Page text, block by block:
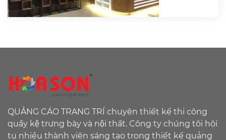
QUẢNG CÁO TRANG TRÍ chuyên thiết kế thi công
quầy kệ trưng bày và nội thất. Công ty chúng tôi hội
tụ nhiều thành viên sáng tạo trong thiết kế quảng